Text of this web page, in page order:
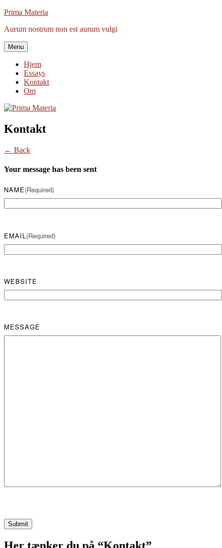
Videre
indhold
Prima Materia
Aurum nostrum non est aurum vulgi
Menu
Hjem
Essays
Kontakt
Om
Kontakt
← Back
Your message has been sent
NAME(required)
EMAIL (required)
WEBSITE
MESSAGE
Submit
Her tænker du på “Kontakt”